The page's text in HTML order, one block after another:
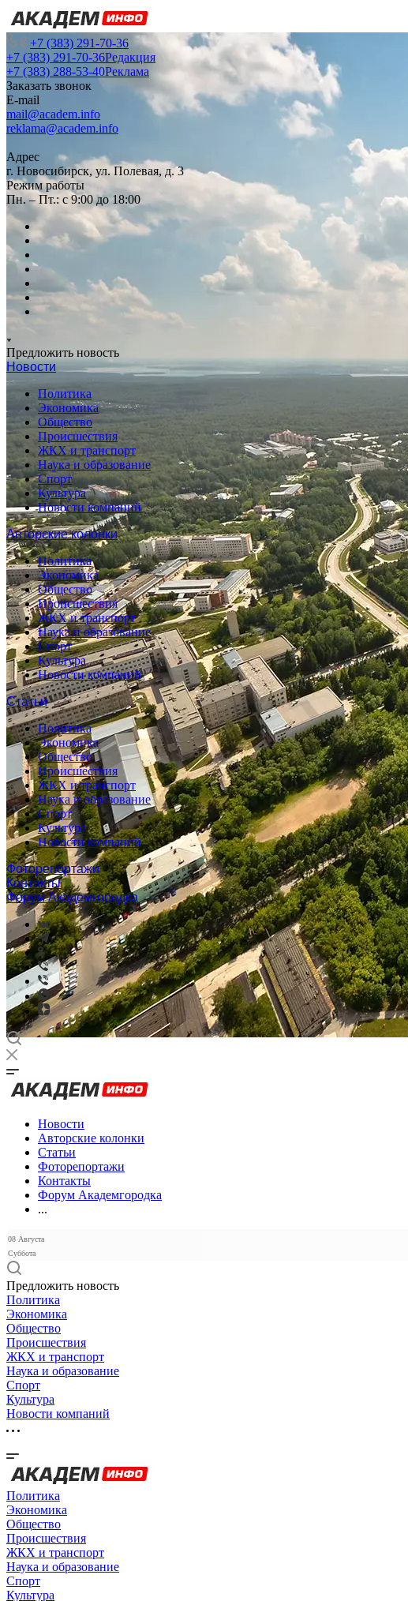
+7 (383) 291-70-36
+7 (383) 291-70-36Редакция
+7 (383) 288-53-40Реклама
Заказать звонок
E-mail
mail@academ.info
reklama@academ.info
Адрес
г. Новосибирск, ул. Полевая, д. 3
Режим работы
Пн. – Пт.: с 9:00 до 18:00
Предложить новость
Новости
Политика
Экономика
Общество
Происшествия
ЖКХ и транспорт
Наука и образование
Спорт
Культура
Новости компаний
Авторские колонки
Политика
Экономика
Общество
Происшествия
ЖКХ и транспорт
Наука и образование
Спорт
Культура
Новости компаний
Статьи
Политика
Экономика
Общество
Происшествия
ЖКХ и транспорт
Наука и образование
Спорт
Культура
Новости компаний
Фоторепортажи
Контакты
Форум Академгородка
Новости
Авторские колонки
Статьи
Фоторепортажи
Контакты
Форум Академгородка
...
08 Августа
Суббота
Предложить новость
Политика
Экономика
Общество
Происшествия
ЖКХ и транспорт
Наука и образование
Спорт
Культура
Новости компаний
Политика
Экономика
Общество
Происшествия
ЖКХ и транспорт
Наука и образование
Спорт
Культура